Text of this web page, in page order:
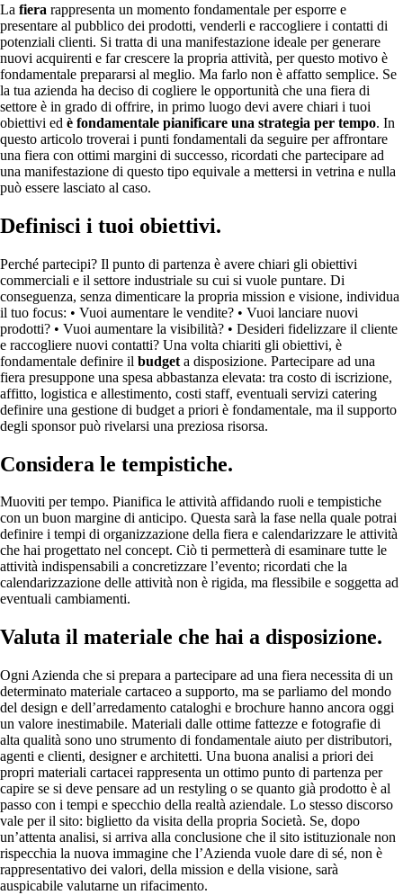
La fiera rappresenta un momento fondamentale per esporre e
presentare al pubblico dei prodotti, venderli e raccogliere i contatti di
potenziali clienti. Si tratta di una manifestazione ideale per generare
nuovi acquirenti e far crescere la propria attività, per questo motivo è
fondamentale prepararsi al meglio. Ma farlo non è affatto semplice. Se
la tua azienda ha deciso di cogliere le opportunità che una fiera di
settore è in grado di offrire, in primo luogo devi avere chiari i tuoi
obiettivi ed è fondamentale pianificare una strategia per tempo. In
questo articolo troverai i punti fondamentali da seguire per affrontare
una fiera con ottimi margini di successo, ricordati che partecipare ad
una manifestazione di questo tipo equivale a mettersi in vetrina e nulla
può essere lasciato al caso.
Definisci i tuoi obiettivi.
Perché partecipi? Il punto di partenza è avere chiari gli obiettivi
commerciali e il settore industriale su cui si vuole puntare. Di
conseguenza, senza dimenticare la propria mission e visione, individua
il tuo focus: • Vuoi aumentare le vendite? • Vuoi lanciare nuovi
prodotti? • Vuoi aumentare la visibilità? • Desideri fidelizzare il cliente
e raccogliere nuovi contatti? Una volta chiariti gli obiettivi, è
fondamentale definire il budget a disposizione. Partecipare ad una
fiera presuppone una spesa abbastanza elevata: tra costo di iscrizione,
affitto, logistica e allestimento, costi staff, eventuali servizi catering
definire una gestione di budget a priori è fondamentale, ma il supporto
degli sponsor può rivelarsi una preziosa risorsa.
Considera le tempistiche.
Muoviti per tempo. Pianifica le attività affidando ruoli e tempistiche
con un buon margine di anticipo. Questa sarà la fase nella quale potrai
definire i tempi di organizzazione della fiera e calendarizzare le attività
che hai progettato nel concept. Ciò ti permetterà di esaminare tutte le
attività indispensabili a concretizzare l’evento; ricordati che la
calendarizzazione delle attività non è rigida, ma flessibile e soggetta ad
eventuali cambiamenti.
Valuta il materiale che hai a disposizione.
Ogni Azienda che si prepara a partecipare ad una fiera necessita di un
determinato materiale cartaceo a supporto, ma se parliamo del mondo
del design e dell’arredamento cataloghi e brochure hanno ancora oggi
un valore inestimabile. Materiali dalle ottime fattezze e fotografie di
alta qualità sono uno strumento di fondamentale aiuto per distributori,
agenti e clienti, designer e architetti. Una buona analisi a priori dei
propri materiali cartacei rappresenta un ottimo punto di partenza per
capire se si deve pensare ad un restyling o se quanto già prodotto è al
passo con i tempi e specchio della realtà aziendale. Lo stesso discorso
vale per il sito: biglietto da visita della propria Società. Se, dopo
un’attenta analisi, si arriva alla conclusione che il sito istituzionale non
rispecchia la nuova immagine che l’Azienda vuole dare di sé, non è
rappresentativo dei valori, della mission e della visione, sarà
auspicabile valutarne un rifacimento.